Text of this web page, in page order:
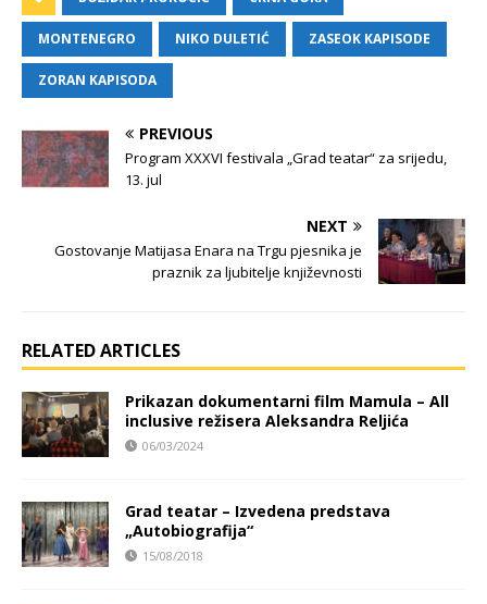
MONTENEGRO NIKO DULETIĆ ZASEOK KAPISODE
ZORAN KAPISODA
PREVIOUS
Program XXXVI festivala „Grad teatar“ za srijedu,
13. jul
NEXT
Gostovanje Matijasa Enara na Trgu pjesnika je
praznik za ljubitelje književnosti
RELATED ARTICLES
Prikazan dokumentarni film Mamula – All
inclusive režisera Aleksandra Reljića
06/03/2024
Grad teatar – Izvedena predstava
„Autobiografija“
15/08/2018